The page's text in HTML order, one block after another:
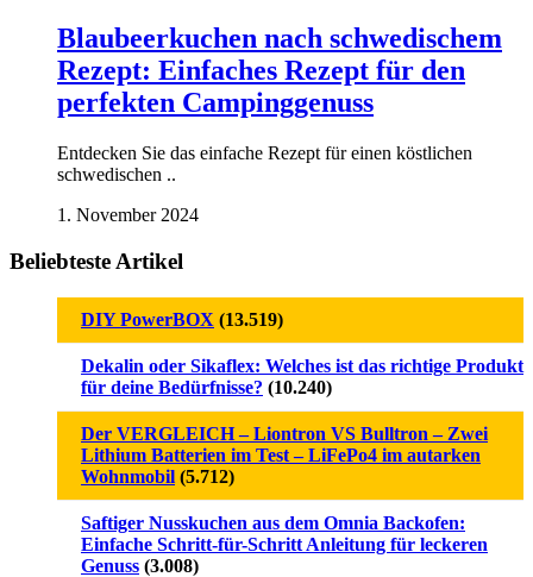
Blaubeerkuchen nach schwedischem
Rezept: Einfaches Rezept für den
perfekten Campinggenuss
Entdecken Sie das einfache Rezept für einen köstlichen
schwedischen ..
1. November 2024
Beliebteste Artikel
DIY PowerBOX (13.519)
Dekalin oder Sikaflex: Welches ist das richtige Produkt
für deine Bedürfnisse? (10.240)
Der VERGLEICH – Liontron VS Bulltron – Zwei
Lithium Batterien im Test – LiFePo4 im autarken
Wohnmobil (5.712)
Saftiger Nusskuchen aus dem Omnia Backofen:
Einfache Schritt-für-Schritt Anleitung für leckeren
Genuss (3.008)